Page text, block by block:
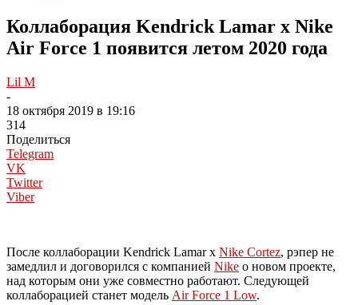
Коллаборация Kendrick Lamar x Nike
Air Force 1 появится летом 2020 года
Lil M
-
18 октября 2019 в 19:16
314
Поделиться
Telegram
VK
Twitter
Viber
После коллаборации Kendrick Lamar x Nike Cortez, рэпер не
замедлил и договорился с компанией Nike о новом проекте,
над которым они уже совместно работают. Следующей
коллаборацией станет модель Air Force 1 Low.